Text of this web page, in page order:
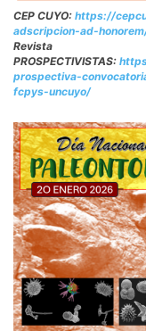
CEP CUYO: https://
adscripcion-ad-
Revista
PROSPECTIVISTAS:
prospectiva-
fcpys-uncuyo/